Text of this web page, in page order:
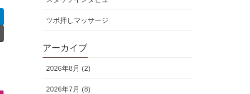
ツボ押しマッサージ
アーカイブ
2026年8月 (2)
2026年7月 (8)